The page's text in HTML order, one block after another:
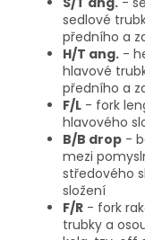
sedlové
předního a
H/T ang. -
hlavové
předního a
F/L - fork
hlavového
B/B drop -
mezi
středového
složení
F/R - fork
trubky a